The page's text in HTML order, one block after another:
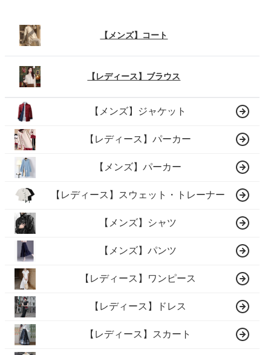
【メンズ】コート
【レディース】ブラウス
【メンズ】ジャケット
【レディース】パーカー
【メンズ】パーカー
【レディース】スウェット・トレーナー
【メンズ】シャツ
【メンズ】パンツ
【レディース】ワンピース
【レディース】ドレス
【レディース】スカート